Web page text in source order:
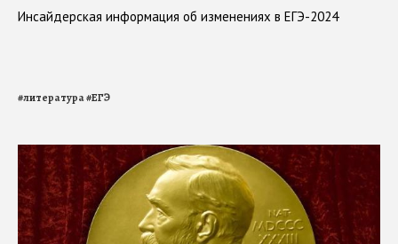
Инсайдерская информация об изменениях в ЕГЭ-2024
#литература#ЕГЭ